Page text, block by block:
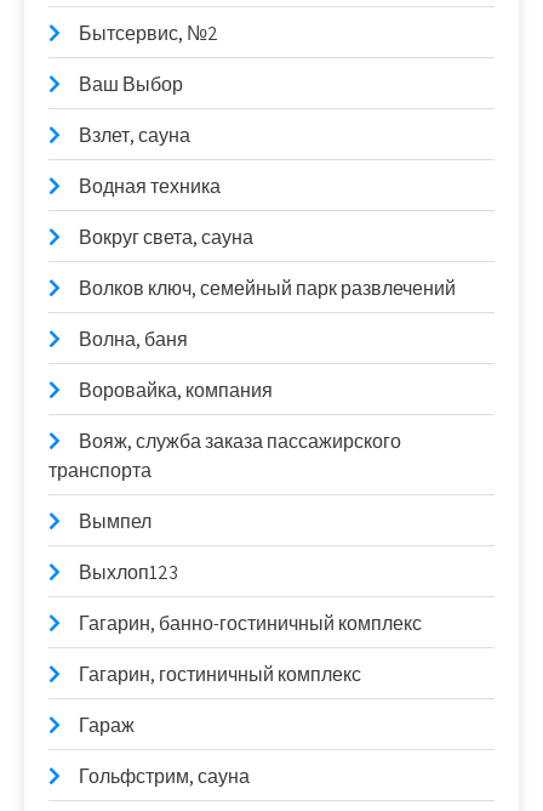
Бытсервис, №2
Ваш Выбор
Взлет, сауна
Водная техника
Вокруг света, сауна
Волков ключ, семейный парк развлечений
Волна, баня
Воровайка, компания
Вояж, служба заказа пассажирского
транспорта
Вымпел
Выхлоп123
Гагарин, банно-гостиничный комплекс
Гагарин, гостиничный комплекс
Гараж
Гольфстрим, сауна